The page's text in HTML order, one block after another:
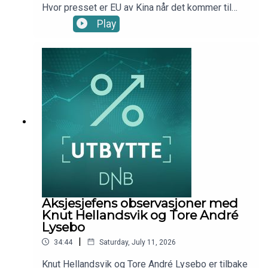
Hvor presset er EU av Kina når det kommer til
handel? Og hvor viktig er AI, ikke bare for
finansmarkedet, men for den globale veksten?I
sjeføkonom Kjersti Haugland.Episoden ble spilt
inn onsdag 1. juli 2026Produsent: Kim-André
Farago, DNB Wealth Management Investment
Office
Play
Aksjesjefens observasjoner med
Knut Hellandsvik og Tore André
Lysebo
34:44 | Saturday, July 11, 2026
Knut Hellandsvik og Tore André Lysebo er tilbake